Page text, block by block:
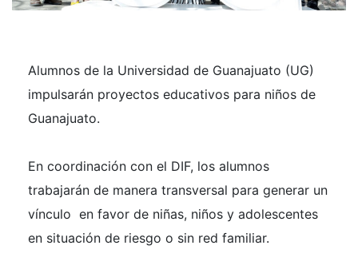
Alumnos de la Universidad de Guanajuato (UG)
impulsarán proyectos educativos para niños de
Guanajuato.
En coordinación con el DIF, los alumnos
trabajarán de manera transversal para generar un
vínculo en favor de niñas, niños y adolescentes
en situación de riesgo o sin red familiar.